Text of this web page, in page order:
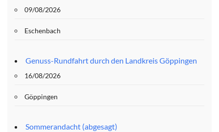
09/08/2026
Eschenbach
Genuss-Rundfahrt durch den Landkreis Göppingen
16/08/2026
Göppingen
Sommerandacht (abgesagt)